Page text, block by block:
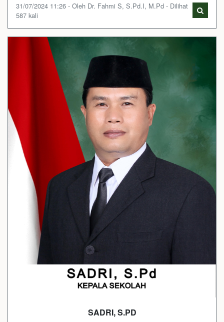
31/07/2024 11:26 - Oleh Dr. Fahmi S, S.Pd.I, M.Pd - Dilihat
587 kali
SADRI, S.PD